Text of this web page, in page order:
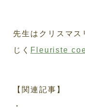
先生はクリスマス
じく Fleuriste
【関連記事】
・